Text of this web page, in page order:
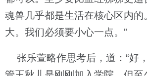
魂兽几乎都是生活在核心区内的
大。我们必须要小心一点。”
张乐萱略作思考后，道：“好